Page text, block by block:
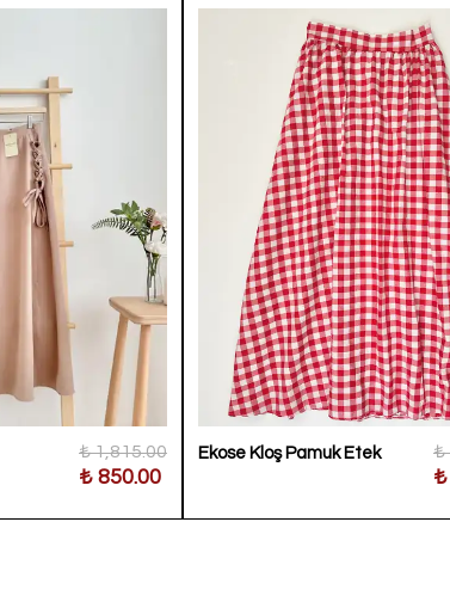
₺ 1,815.00
₺ 850.00
Ekose Kloş Pamuk Etek ₺
₺